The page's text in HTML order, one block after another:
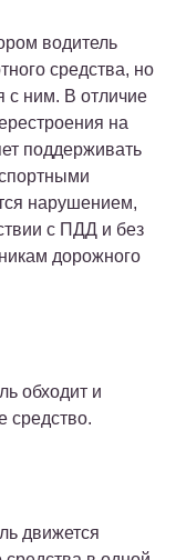
водитель
средства, но
с ним. В отличие
на
поддерживать
нарушением,
с ПДД и без
дорожного
обходит и
средство.
движется